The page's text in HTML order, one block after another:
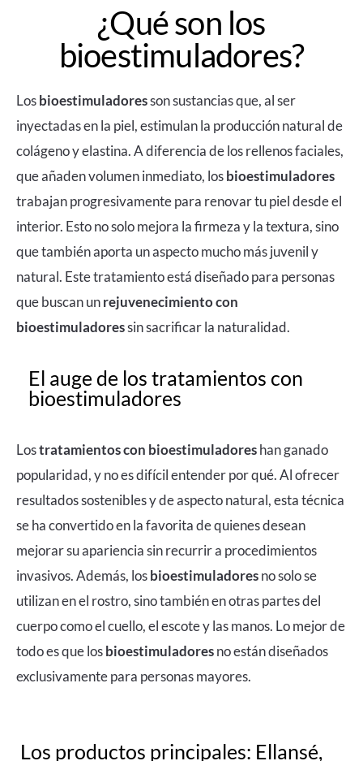
¿Qué son los
bioestimuladores?
Losbioestimuladoresson sustancias que, al ser
inyectadas en la piel, estimulan la producción natural de
colágeno y elastina. A diferencia de los rellenos faciales,
que añaden volumen inmediato, losbioestimuladores
trabajan progresivamente para renovar tu piel desde el
interior. Esto no solo mejora la firmeza y la textura, sino
que también aporta un aspecto mucho más juvenil y
natural. Este tratamiento está diseñado para personas
que buscan unrejuvenecimiento con
bioestimuladoressin sacrificar la naturalidad.
El auge de los tratamientos con
bioestimuladores
Lostratamientos con bioestimuladoreshan ganado
popularidad, y no es difícil entender por qué. Al ofrecer
resultados sostenibles y de aspecto natural, esta técnica
se ha convertido en la favorita de quienes desean
mejorar su apariencia sin recurrir a procedimientos
invasivos. Además, losbioestimuladoresno solo se
utilizan en el rostro, sino también en otras partes del
cuerpo como el cuello, el escote y las manos. Lo mejor de
todo es que losbioestimuladoresno están diseñados
exclusivamente para personas mayores.
Los productos principales: Ellansé,